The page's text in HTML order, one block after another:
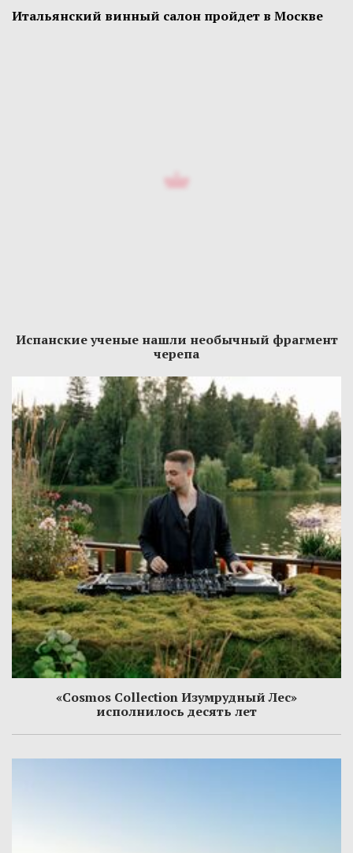
Итальянский винный салон пройдет в Москве
Испанские ученые нашли необычный фрагмент
черепа
«Cosmos Collection Изумрудный Лес»
исполнилось десять лет